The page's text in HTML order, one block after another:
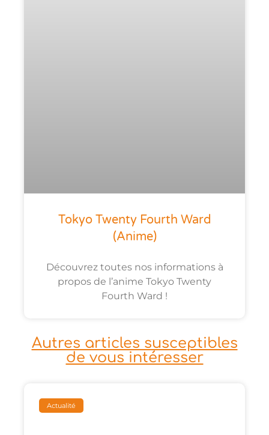
Tokyo Twenty Fourth Ward
(anime)
Découvrez toutes nos informations à
propos de l’anime Tokyo Twenty
Fourth Ward !
Autres articles susceptibles
de vous intéresser
Actualité